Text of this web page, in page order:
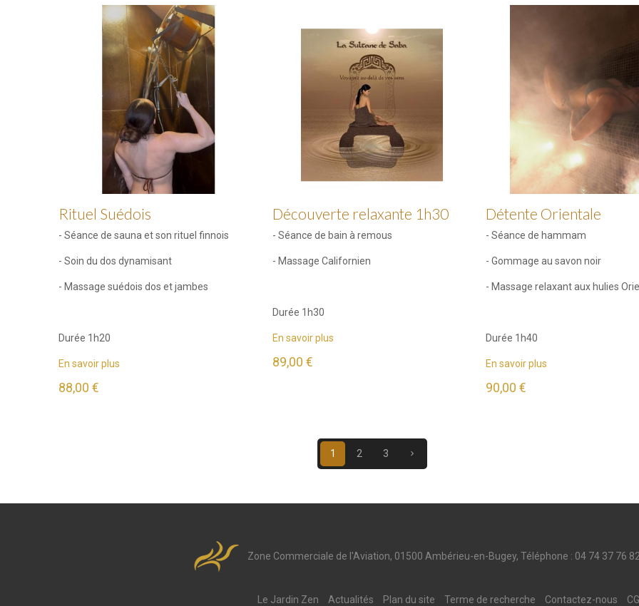
Rituel Suédois
- Séance de sauna et son rituel finnois
- Soin du dos dynamisant
- Massage suédois dos et jambes
Durée 1h20
En savoir plus
88,00 €
Découverte relaxante 1h30
- Séance de bain à remous
- Massage Californien
Durée 1h30
En savoir plus
89,00 €
Détente Orientale
- Séance de hammam
- Gommage au savon noir
- Massage relaxant aux hulies
Durée 1h40
En savoir plus
90,00 €
1 2 3
Zone Commerciale de l'Aviation, 01500 Ambérieu-en-Bugey, Téléphone : 04 74 37
Le Jardin Zen Actualités Plan du site Terme de recherche Contactez-nous